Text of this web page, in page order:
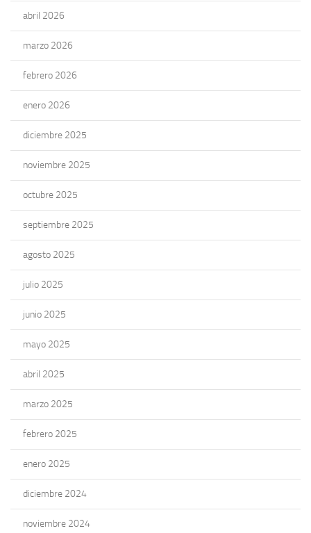
abril 2026
marzo 2026
febrero 2026
enero 2026
diciembre 2025
noviembre 2025
octubre 2025
septiembre 2025
agosto 2025
julio 2025
junio 2025
mayo 2025
abril 2025
marzo 2025
febrero 2025
enero 2025
diciembre 2024
noviembre 2024